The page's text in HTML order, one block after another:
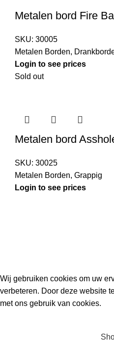
Metalen bord Fire Ball
SKU: 30005
Metalen Borden,
Login to see prices
Sold out
Metalen bord
SKU: 30025
Metalen Borden, Grappig
Login to see prices
Wij gebruiken cookies om uw
verbeteren. Door deze website
met ons gebruik van cookies.